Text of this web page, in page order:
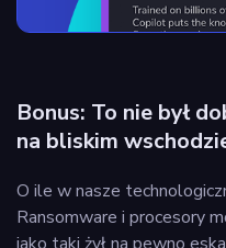
Bonus: To nie był
na bliskim
O ile w nasze
Ransomware i procesory